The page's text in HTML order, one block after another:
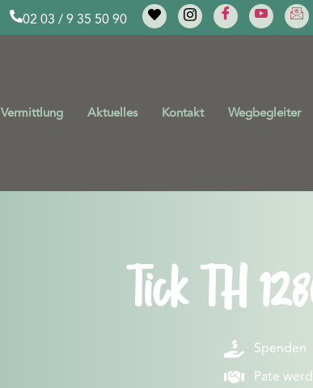
02 03 / 9 35 50 90
Vermittlung Aktuelles Kontakt Wegbegleiter
Tick TH
Spenden
Pate